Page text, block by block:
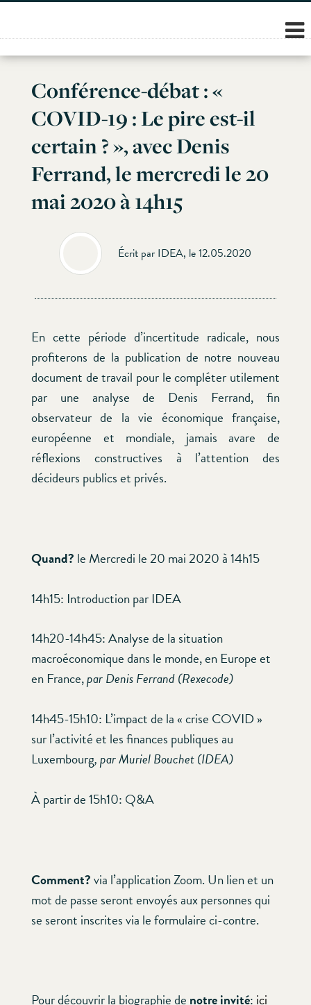
Skip
content
Conférence-débat : «
COVID-19 : Le pire est-il
certain ? », avec Denis
Ferrand, le mercredi le 20
mai 2020 à 14h15
Écrit par IDEA, le 12.05.2020
En cette période d’incertitude radicale, nous
profiterons de la publication de notre nouveau
document de travail pour le compléter utilement
par une analyse de Denis Ferrand, fin
observateur de la vie économique française,
européenne et mondiale, jamais avare de
réflexions constructives à l’attention des
décideurs publics et privés.
Quand? le Mercredi le 20 mai 2020 à 14h15
14h15: Introduction par IDEA
14h20-14h45: Analyse de la situation
macroéconomique dans le monde, en Europe et
en France,par Denis Ferrand (Rexecode)
14h45-15h10: L’impact de la « crise COVID »
sur l’activité et les finances publiques au
Luxembourg, par Muriel Bouchet (IDEA)
À partir de 15h10: Q&A
Comment?via l’application Zoom. Un lien et un
mot de passe seront envoyés aux personnes qui
se seront inscrites via le formulaire ci-contre.
Pour découvrir la biographie de notreinvité: ici